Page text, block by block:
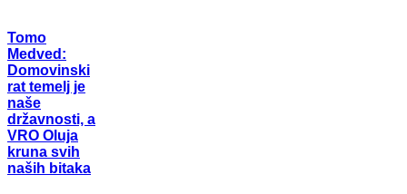
Tomo
Medved:
Domovinski
rat temelj je
naše
državnosti, a
VRO Oluja
kruna svih
naših bitaka